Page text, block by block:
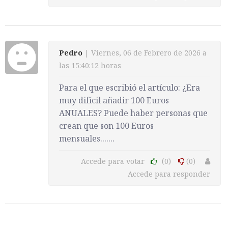
Pedro | Viernes, 06 de Febrero de 2026 a
las 15:40:12 horas
Para el que escribió el artículo: ¿Era
muy difícil añadir 100 Euros
ANUALES? Puede haber personas que
crean que son 100 Euros
mensuales.......
Accede para votar (0)
(0)
Accede para responder